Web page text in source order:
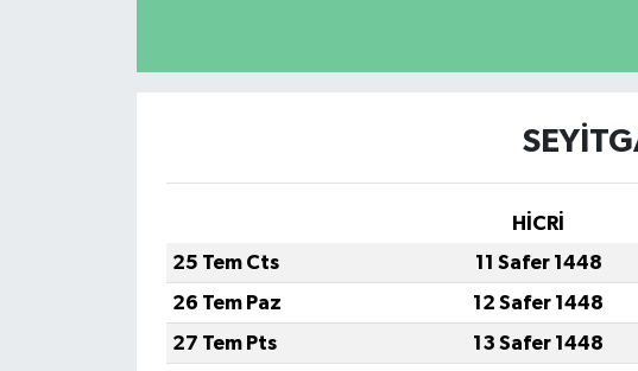
HİCRİ
25 Tem Cts
11 Safer 1448
26 Tem Paz
12 Safer 1448
27 Tem Pts
13 Safer 1448